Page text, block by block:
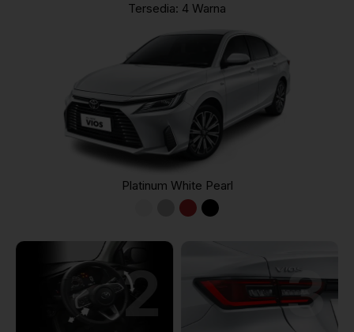
Tersedia: 4 Warna
Platinum White Pearl
2 3